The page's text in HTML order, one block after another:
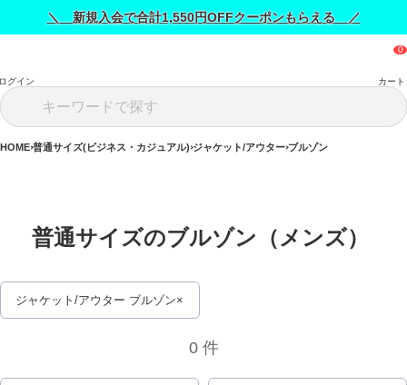
＼ 新規入会で合計1,550円OFFクーポンもらえる ／
グイン カート
HOME 普通サイズ(ビジネス・カジュアル) ジャケット/アウター ブルゾン
普通サイズのブルゾン（メンズ）
ジャケット/アウター ブルゾン
0 件